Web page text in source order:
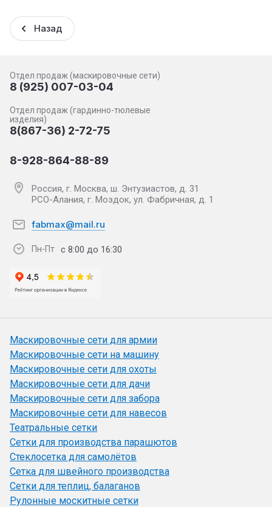
Назад
Отдел продаж (маскировочные сети)
8 (925) 007-03-04
Отдел продаж (гардинно-тюлевые
изделия)
8(867-36) 2-72-75
8-928-864-88-89
Россия, г. Москва, ш. Энтузиастов, д. 31
РСО-Алания, г. Моздок, ул. Фабричная, д. 1
fabmax@mail.ru
Пн-Пт с 8:00 до 16:30
Маскировочные сети для армии
Маскировочные сети на машину
Маскировочные сети для охоты
Маскировочные сети для дачи
Маскировочные сети для забора
Маскировочные сети для навесов
Театральные сетки
Сетки для производства парашютов
Стеклосетка для самолётов
Сетка для швейного производства
Сетки для теплиц, балаганов
Рулонные москитные сетки